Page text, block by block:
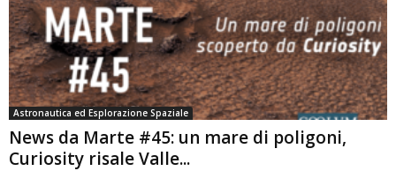
Astronautica ed Esplorazione Spaziale
News da Marte #45: un mare di poligoni,
Curiosity risale Valle...